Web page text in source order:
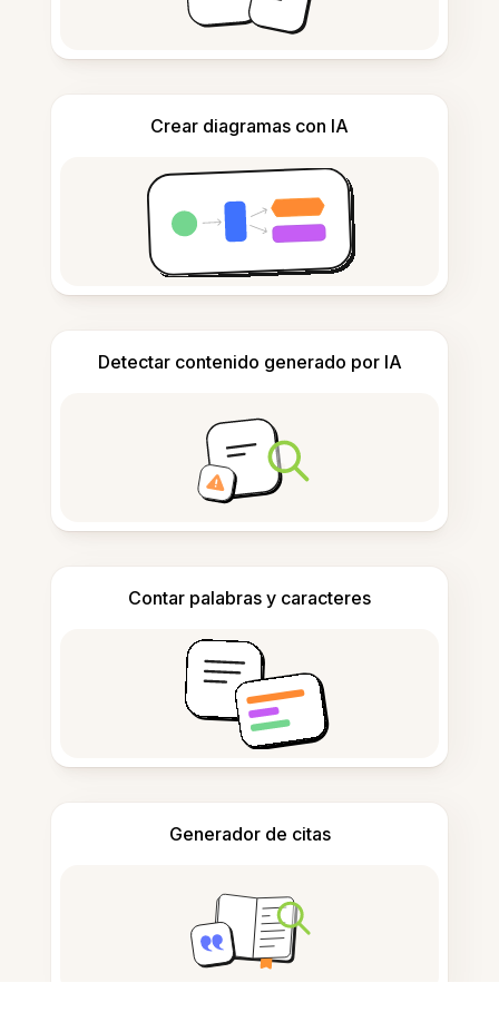
Crear diagramas con IA
Detectar contenido generado por IA
Contar palabras y caracteres
Generador de citas